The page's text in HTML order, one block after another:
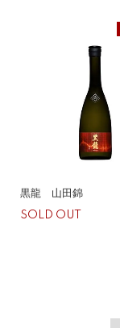
黒龍 山田錦
SOLD OUT